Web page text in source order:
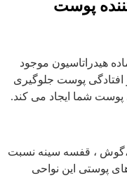
پوست
هیدراتاسیون موجود
پوست جلوگیری
پوست شما ایجاد می کند.
، قفسه سینه نسبت
پوستی این نواحی